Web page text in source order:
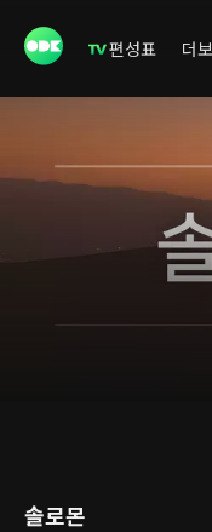
편성표 더
솔로몬